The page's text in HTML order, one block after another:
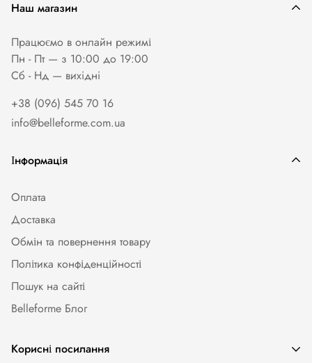
Наш магазин
Працюємо в онлайн режимі
Пн - Пт — з 10:00 до 19:00
Сб - Нд — вихiднi
+38 (096) 545 70 16
info@belleforme.com.ua
Інформація
Оплата
Доставка
Обмін та повернення товару
Політика конфіденційності
Пошук на сайті
Belleforme Блог
Корисні посилання